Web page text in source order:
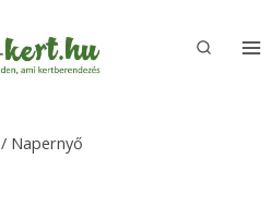
/ Napernyő